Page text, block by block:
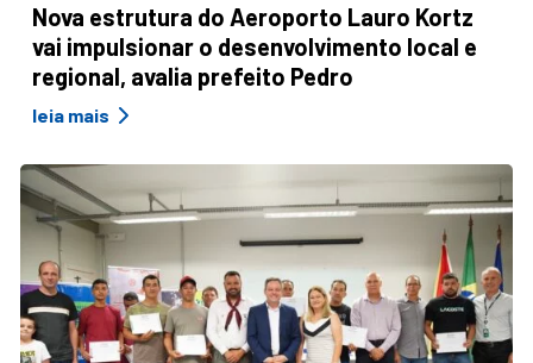
Nova estrutura do Aeroporto Lauro Kortz
vai impulsionar o desenvolvimento local e
regional, avalia prefeito Pedro
leia mais